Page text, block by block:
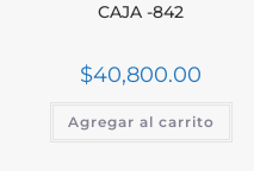
CAJA -842
$40,800.00
Agregar al carrito